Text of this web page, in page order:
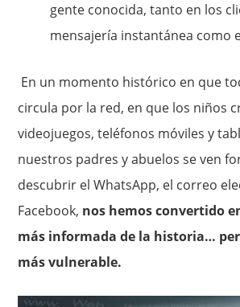
gente conocida, tanto en los
mensajería instantánea como
En un momento histórico en que
circula por la red, en que los niños
videojuegos, teléfonos móviles y
nuestros padres y abuelos se ven
descubrir el WhatsApp, el correo
Facebook, nos hemos convertido
más informada de la historia…
más vulnerable.